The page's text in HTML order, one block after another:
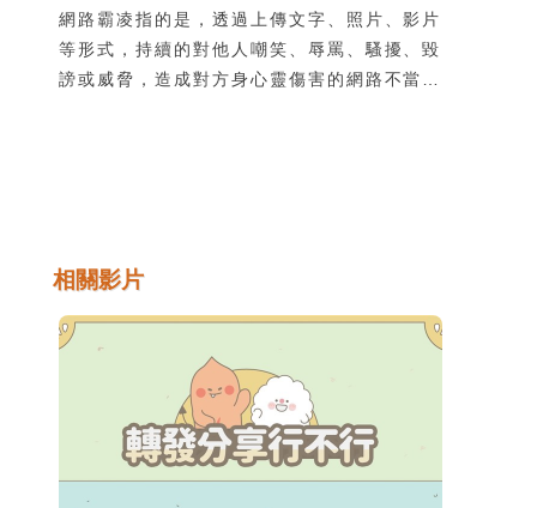
網路霸凌指的是，透過上傳文字、照片、影片
等形式，持續的對他人嘲笑、辱罵、騷擾、毀
謗或威脅，造成對方身心靈傷害的網路不當行
凌行為，以及所觸犯的法律規定。
相關影片